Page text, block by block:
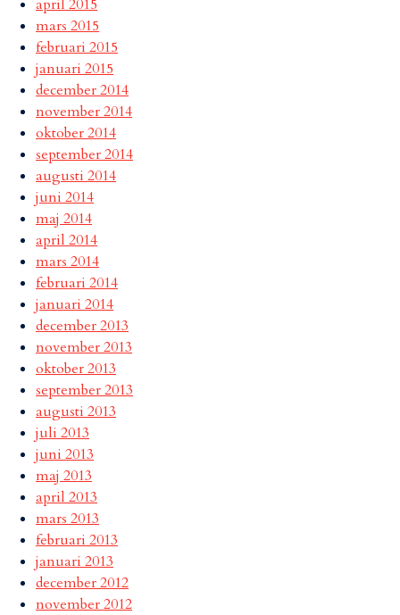
april 2015
mars 2015
februari 2015
januari 2015
december 2014
november 2014
oktober 2014
september 2014
augusti 2014
juni 2014
maj 2014
april 2014
mars 2014
februari 2014
januari 2014
december 2013
november 2013
oktober 2013
september 2013
augusti 2013
juli 2013
juni 2013
maj 2013
april 2013
mars 2013
februari 2013
januari 2013
december 2012
november 2012